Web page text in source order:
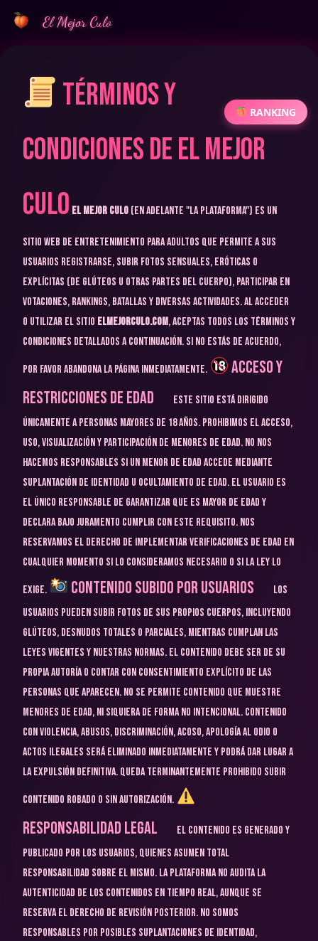
El Mejor Culo
Términos y
Condiciones de El Mejor
Culo El Mejor Culo (en adelante "la Plataforma") es un
sitio web de entretenimiento para adultos que permite a sus
usuarios registrarse, subir fotos sensuales, eróticas o
explícitas (de glúteos u otras partes del cuerpo), participar en
votaciones, rankings, batallas y diversas actividades. Al acceder
o utilizar el sitio elmejorculo.com, aceptas todos los términos y
condiciones detallados a continuación. Si no estás de acuerdo,
por favor abandona la página inmediatamente.
Acceso y
Restricciones de Edad
Este sitio está dirigido
únicamente a personas mayores de 18 años. Prohibimos el acceso,
uso, visualización y participación de menores de edad. No nos
hacemos responsables si un menor de edad accede mediante
suplantación de identidad u ocultamiento de edad. El usuario es
el único responsable de garantizar que es mayor de edad y
declara bajo juramento cumplir con este requisito. Nos
reservamos el derecho de implementar verificaciones de edad en
cualquier momento si lo consideramos necesario o si la ley lo
exige. Contenido Subido por Usuarios
Los
usuarios pueden subir fotos de sus propios cuerpos, incluyendo
glúteos, desnudos totales o parciales, mientras cumplan las
leyes vigentes y nuestras normas. El contenido debe ser de su
propia autoría o contar con consentimiento explícito de las
personas que aparecen. No se permite contenido que muestre
menores de edad, ni siquiera de forma no intencional. Contenido
con violencia, abusos, discriminación, acoso, apología al odio o
actos ilegales será eliminado inmediatamente y podrá dar lugar a
la expulsión definitiva. Queda terminantemente prohibido subir
contenido robado o sin autorización.
Responsabilidad Legal
El contenido es generado y
publicado por los usuarios, quienes asumen total
responsabilidad sobre el mismo. La Plataforma no audita la
autenticidad de los contenidos en tiempo real, aunque se
reserva el derecho de revisión posterior. No somos
responsables por posibles suplantaciones de identidad,
RANKING